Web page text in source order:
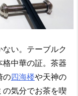
い。テーブルク
格中華の証。茶器
の四海楼や天神の
気分でお茶を喫